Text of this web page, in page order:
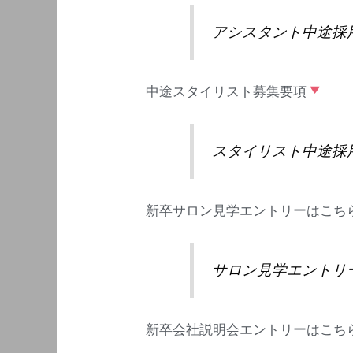
アシスタント中途採
中途スタイリスト募集要項
スタイリスト中途採
新卒サロン見学エントリーはこち
サロン見学エントリ
新卒会社説明会エントリーはこち